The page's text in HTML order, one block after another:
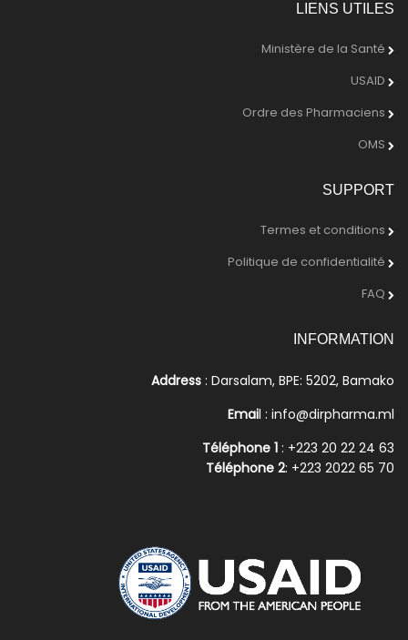
LIENS UTILES
Ministère de la Santé
USAID
Ordre des Pharmaciens
OMS
SUPPORT
Termes et conditions
Politique de confidentialité
FAQ
INFORMATION
Address : Darsalam, BPE: 5202, Bamako
Email : info@dirpharma.ml
Téléphone 1 : +223 20 22 24 63
Téléphone 2: +223 2022 65 70